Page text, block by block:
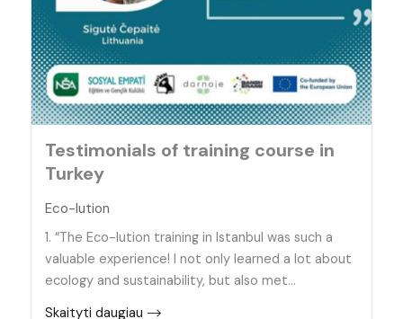
Testimonials of training course in
Turkey
Eco-lution
1. “The Eco-lution training in Istanbul was such a
valuable experience! I not only learned a lot about
ecology and sustainability, but also met…
Skaityti daugiau